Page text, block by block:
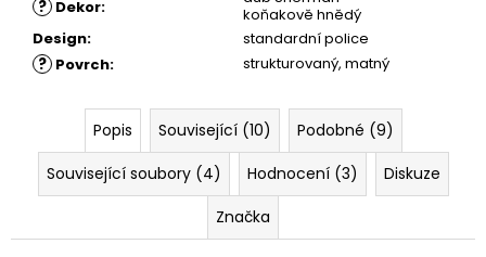
? Dekor:
koňakově hnědý
Design: standardní police
? Povrch: strukturovaný, matný
Popis Související (10)
Podobné (9)
Související soubory (4)
Hodnocení (3)
Diskuze
Značka